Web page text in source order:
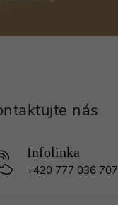
+420 777 036 707